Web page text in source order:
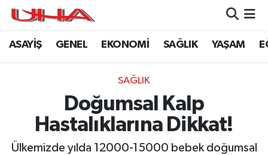
ASAYİŞ GENEL EKONOMİ SAĞLIK YAŞAM
SAĞLIK
Doğumsal Kalp
Hastalıklarına Dikkat!
Ülkemizde yılda 12000-15000 bebek doğumsal
ASAYİŞ
Nöbetçi Eczaneler
Namaz Vakitleri